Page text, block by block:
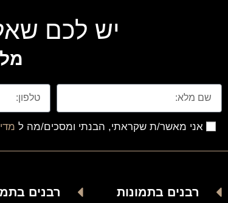
יש לכם
אני מאשר/ת שקראתי, הבנתי ומסכים/מה ל
רבנים בתמונות רבנים